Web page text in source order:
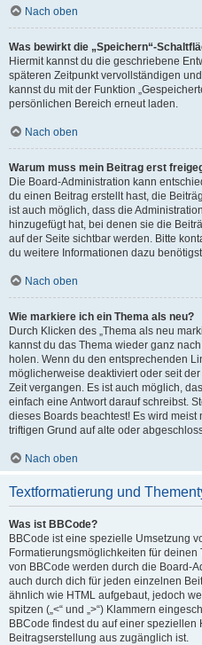
Nach oben
Was bewirkt die „Speichern“-
Hiermit kannst du die geschriebene
späteren Zeitpunkt vervollständigen
kannst du mit der Funktion
persönlichen Bereich erneut laden.
Nach oben
Warum muss mein Beitrag erst
Die Board-Administration kann
du einen Beitrag erstellt hast, die
ist auch möglich, dass die
hinzugefügt hat, bei denen sie die
auf der Seite sichtbar werden. Bitte
du weitere Informationen dazu
Nach oben
Wie markiere ich ein Thema als neu?
Durch Klicken des „Thema als neu
kannst du das Thema wieder ganz
holen. Wenn du den entsprechenden
möglicherweise deaktiviert oder seit
Zeit vergangen. Es ist auch möglich,
einfach eine Antwort darauf schreibst.
dieses Boards beachtest! Es wird
triftigen Grund auf alte oder
Nach oben
Textformatierung und
Was ist BBCode?
BBCode ist eine spezielle Umsetzung
Formatierungsmöglichkeiten für
von BBCode werden durch die Board-
auch durch dich für jeden einzelnen
ähnlich wie HTML aufgebaut, jedoch
spitzen („<“ und „>“) Klammern
BBCode findest du auf einer
Beitragserstellung aus zugänglich ist.